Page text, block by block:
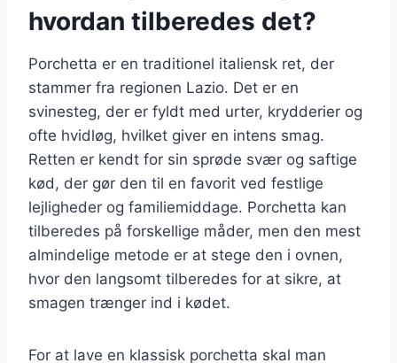
hvordan tilberedes det?
Porchetta er en traditionel italiensk ret, der
stammer fra regionen Lazio. Det er en
svinesteg, der er fyldt med urter, krydderier og
ofte hvidløg, hvilket giver en intens smag.
Retten er kendt for sin sprøde svær og saftige
kød, der gør den til en favorit ved festlige
lejligheder og familiemiddage. Porchetta kan
tilberedes på forskellige måder, men den mest
almindelige metode er at stege den i ovnen,
hvor den langsomt tilberedes for at sikre, at
smagen trænger ind i kødet.
For at lave en klassisk porchetta skal man